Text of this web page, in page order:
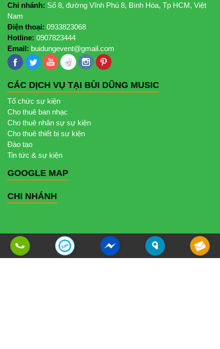
Chi nhánh: Số 8, đường Vĩnh Phú 8, Bình Hòa, Tp HCM, Việt
Nam
Điện thoại: 0933823068
Hotline: 0907823444
Email: buidungevent@gmail.com
CÁC DỊCH VỤ TẠI BÙI DŨNG MUSIC
Tổ chức sự kiện
Cho thuê ban nhạc
Cho thuê nhân sự sự kiện
Cho thuê thiết bị sự kiện
Đào tạo
Tin tức & sự kiện
GOOGLE MAP
CHI NHÁNH